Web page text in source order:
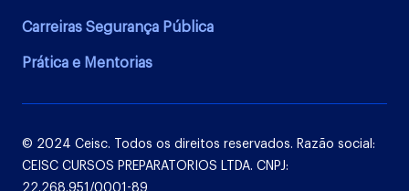
Carreiras Segurança Pública
Prática e Mentorias
© 2024 Ceisc. Todos os direitos reservados. Razão social:
CEISC CURSOS PREPARATORIOS LTDA. CNPJ:
22.268.951/0001-89